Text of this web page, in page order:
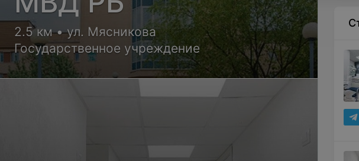
2.5 км • ул. Мясникова
Государственное учреждение